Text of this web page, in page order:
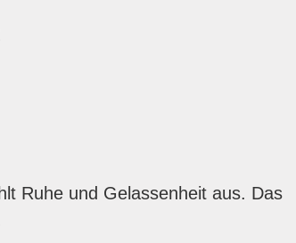
Ruhe und Gelassenheit aus. Das